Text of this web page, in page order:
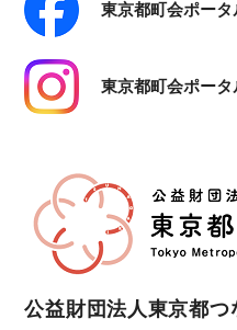
東京都町会ポータ
東京都町会ポー
公益財団法人東京都